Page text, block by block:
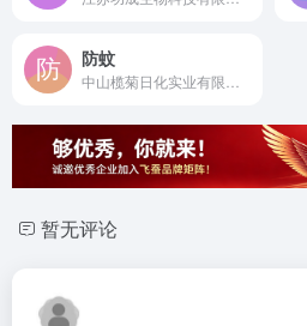
防蚊
暂无评论